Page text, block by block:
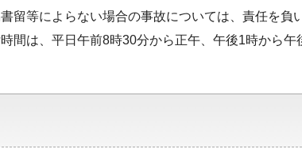
留等によらない場合の事故については、責任を負
間は、平日午前8時30分から正午、午後1時から午